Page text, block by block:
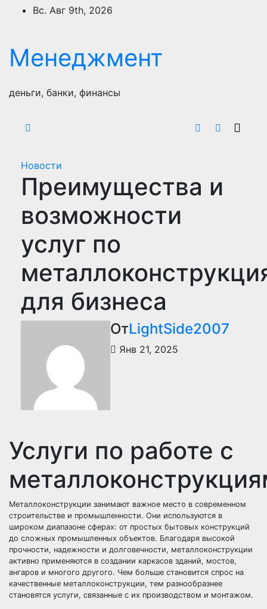
ПерейтиВс. Авг 9th, 2026
Менеджмент
деньги, банки, финансы
Новости
Преимущества и
возможности
услуг по
для бизнеса
ОтLightSide2007
Янв 21, 2025
Услуги по работе с
Металлоконструкции занимают важное место в современном
строительстве и промышленности. Они используются в
широком диапазоне сферах: от простых бытовых конструкций
до сложных промышленных объектов. Благодаря высокой
прочности, надежности и долговечности, металлоконструкции
активно применяются в создании каркасов зданий, мостов,
ангаров и многого другого. Чем больше становится спрос на
качественные металлоконструкции, тем разнообразнее
становятся услуги, связанные с их производством и монтажом.